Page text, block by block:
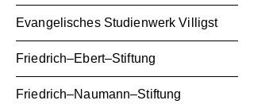
Evangelisches Studienwerk Villigst
Friedrich–Ebert–Stiftung
Friedrich–Naumann–Stiftung